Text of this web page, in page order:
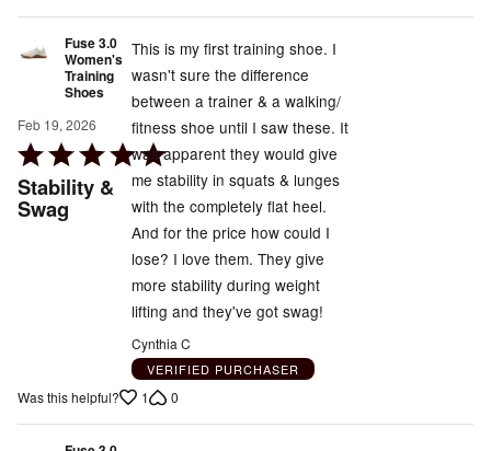
Fuse 3.0
Women's
Training
Shoes
Feb 19, 2026
Rated
5
out
Stability &
Swag
This is my first training shoe. I
wasn't sure the difference
between a trainer & a walking/
fitness shoe until I saw these. It
was apparent they would give
me stability in squats & lunges
with the completely flat heel.
And for the price how could I
lose? I love them. They give
more stability during weight
lifting and they've got swag!
Cynthia C
VERIFIED PURCHASER
Was this helpful? 1 0